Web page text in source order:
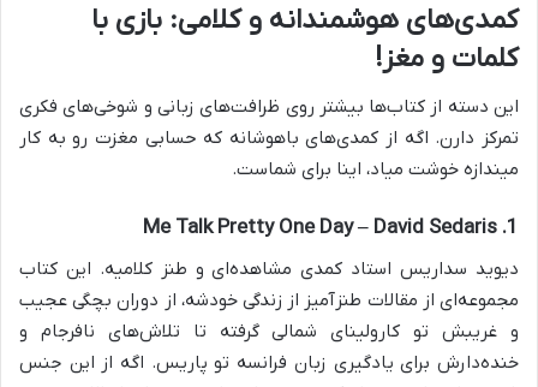
کمدی‌های هوشمندانه و کلامی: بازی با
کلمات و مغز!
این دسته از کتاب‌ها بیشتر روی ظرافت‌های زبانی و شوخی‌های فکری
تمرکز دارن. اگه از کمدی‌های باهوشانه که حسابی مغزت رو به کار
میندازه خوشت میاد، اینا برای شماست.
1. Me Talk Pretty One Day – David Sedaris
دیوید سداریس استاد کمدی مشاهده‌ای و طنز کلامیه. این کتاب
مجموعه‌ای از مقالات طنزآمیز از زندگی خودشه، از دوران بچگی عجیب
و غریبش تو کارولینای شمالی گرفته تا تلاش‌های نافرجام و
خنده‌دارش برای یادگیری زبان فرانسه تو پاریس. اگه از این جنس